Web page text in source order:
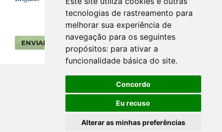
tecnologias de rastreamento para
melhorar sua experiência de
navegação para os seguintes
propósitos: para ativar a
funcionalidade básica do site.
Concordo
Eu recuso
Alterar as minhas preferências
ENVIAR SUBMISSÃO